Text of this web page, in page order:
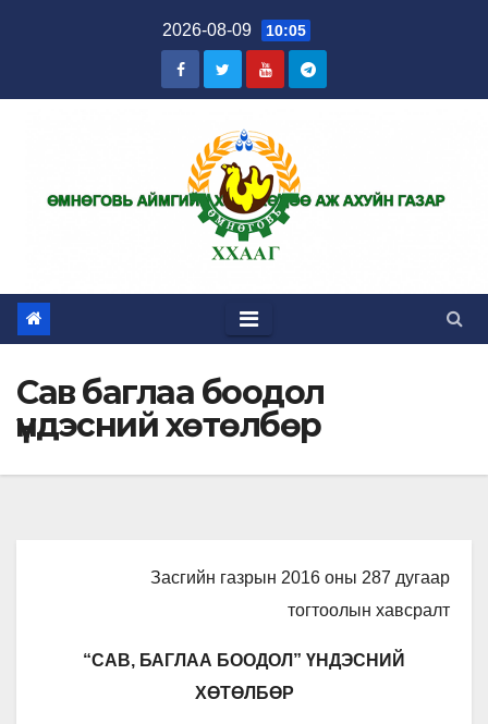
2026-08-09 10:05
Сав баглаа боодол
үндэсний хөтөлбөр
Засгийн газрын 2016 оны 287 дугаар
тогтоолын хавсралт
“САВ, БАГЛАА БООДОЛ” ҮНДЭСНИЙ
ХӨТӨЛБӨР